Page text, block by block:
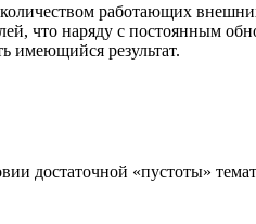
работающих
что наряду с постоянным
имеющийся результат.
достаточной «пустоты»